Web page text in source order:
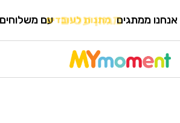
אנחנו ממתגיםמגוון עטיםעם משלוחים